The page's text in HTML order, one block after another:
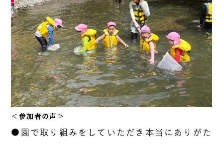
＜参加者の声＞
●園で取り組みをしていただき本当にありがた